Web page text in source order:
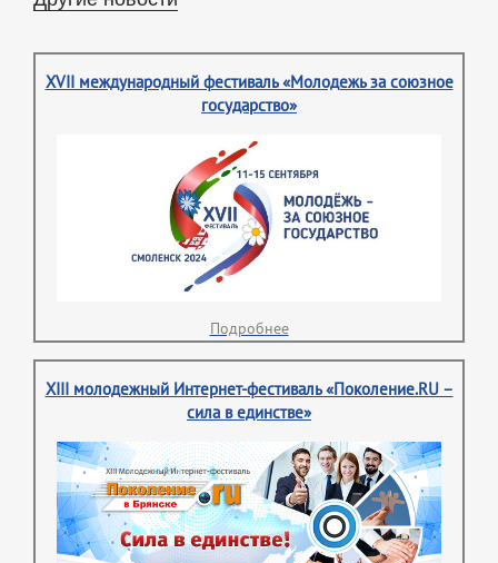
XVII международный фестиваль «Молодежь за союзное
государство»
Подробнее
XIII молодежный Интернет-фестиваль «Поколение.RU –
сила в единстве»